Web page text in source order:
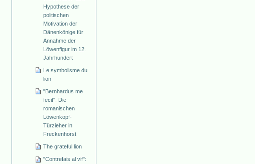
Hypothese der
politischen
Motivation der
Dänenkönige für
Annahme der
Löwenfigur im 12.
Jahrhundert
Le symbolisme du
lion
"Bernhardus me
fecit": Die
romanischen
Löwenkopf­-
Türzieher in
Freckenhorst
The grateful lion
"Contrefais al vif":